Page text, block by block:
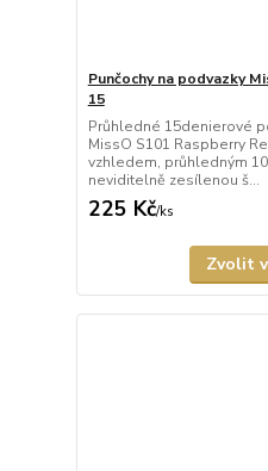
Punčochy na podvazky
15
Průhledné 15denierové
MissO S101 Raspberry
vzhledem, průhledným
neviditelně zesílenou š...
225 Kč/ks
Zvolit